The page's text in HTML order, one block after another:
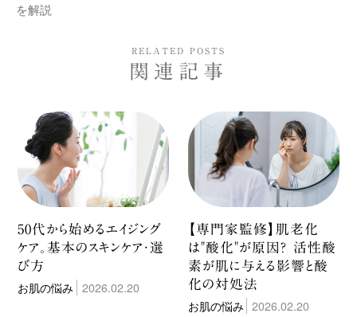
を解説
RELATED POSTS
関連記事
50代から始めるエイジング
ケア。基本のスキンケア・選
び方
お肌の悩み 2026.02.20
【専門家監修】肌老化
は"酸化"が原因？ 活性酸
素が肌に与える影響と酸
化の対処法
お肌の悩み 2026.02.20